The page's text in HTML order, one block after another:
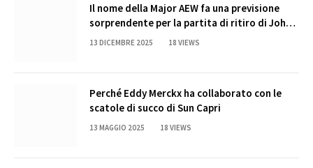
Il nome della Major AEW fa una previsione
sorprendente per la partita di ritiro di John
Cena
13 DICEMBRE 2025 18 VIEWS
Perché Eddy Merckx ha collaborato con le
scatole di succo di Sun Capri
13 MAGGIO 2025 18 VIEWS